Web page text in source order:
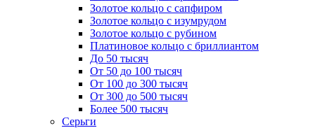
Золотое кольцо с сапфиром
Золотое кольцо с изумрудом
Золотое кольцо с рубином
Платиновое кольцо с бриллиантом
До 50 тысяч
От 50 до 100 тысяч
От 100 до 300 тысяч
От 300 до 500 тысяч
Более 500 тысяч
Серьги